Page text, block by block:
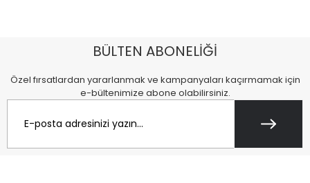
BÜLTEN ABONELİĞİ
Özel fırsatlardan yararlanmak ve kampanyaları kaçırmamak için
e-bültenimize abone olabilirsiniz.